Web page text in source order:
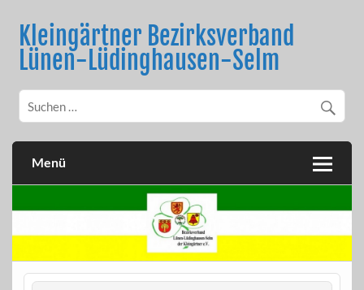
contentKleingärtner Bezirksverband
Lünen-Lüdinghausen-Selm
Menü